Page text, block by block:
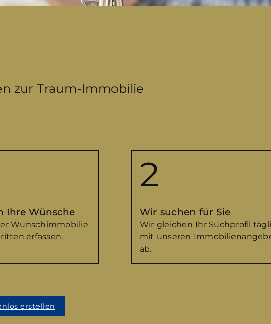
(optional)
zur Traum-Immobilie
Ihre Wünsche
Wunschimmobilie
erfassen.
Wir suchen für Sie
Wir gleichen Ihr Suchprofil
mit unseren
ab.
erstellen